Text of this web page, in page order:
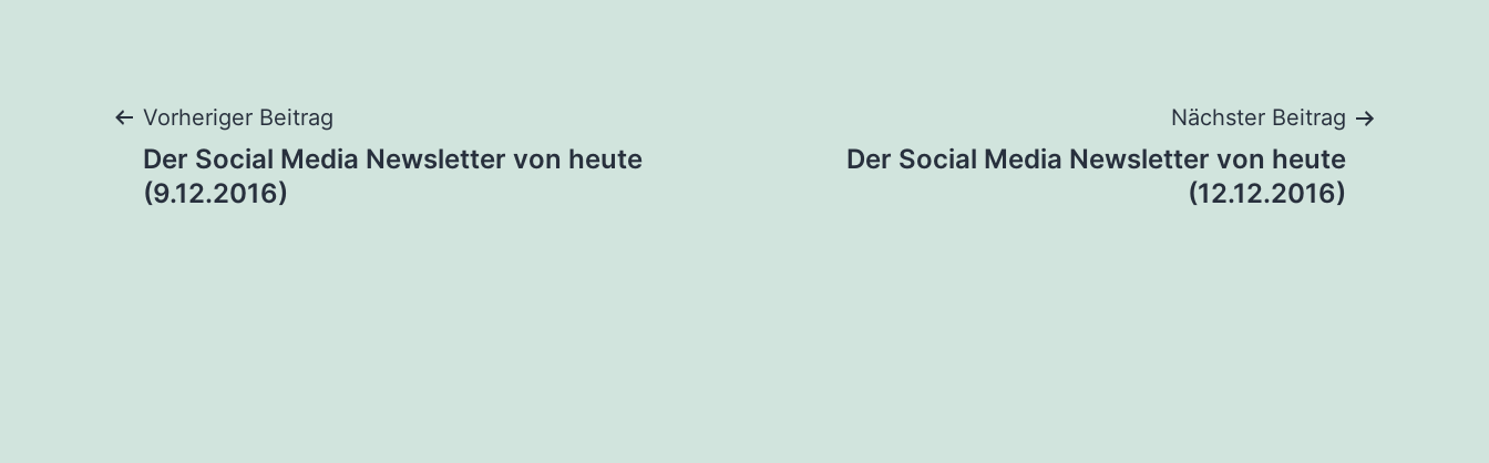
Beitragsnavigation
Vorheriger Beitrag
Der Social Media Newsletter von heute
(9.12.2016)
Nächster Beitrag
Der Social Media Newsletter von heute
(12.12.2016)